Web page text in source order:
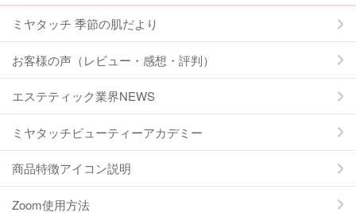
ミヤタッチ 季節の肌だより
お客様の声（レビュー・感想・評判）
エステティック業界NEWS
ミヤタッチビューティーアカデミー
商品特徴アイコン説明
Zoom使用方法